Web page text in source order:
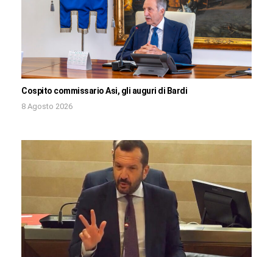
Cospito commissario Asi, gli auguri di Bardi
8 Agosto 2026